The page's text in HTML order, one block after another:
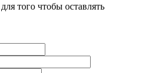
для того чтобы оставлять